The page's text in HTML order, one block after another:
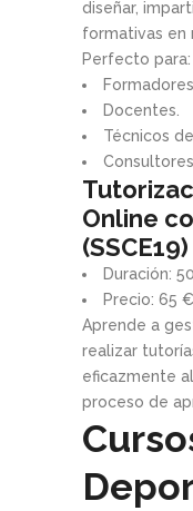
diseñar,
formativas en
Perfecto para:
Docentes.
Técnicos
Online
(SSCE19)
Duración:
Precio: 65 €
Aprende a
realizar
eficazmente
proceso de